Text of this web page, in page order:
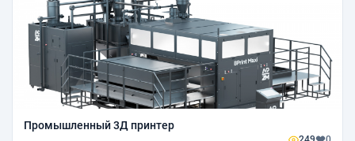
Промышленный 3Д принтер